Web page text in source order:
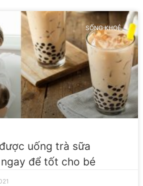
SỐNG KHOẺ
uống trà sữa
để tốt cho bé